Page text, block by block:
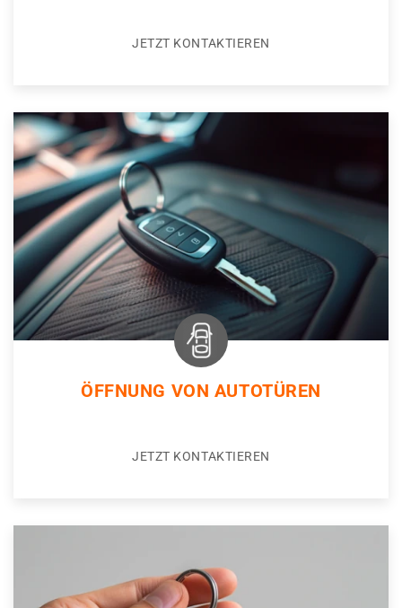
JETZT KONTAKTIEREN
ÖFFNUNG VON AUTOTÜREN
JETZT KONTAKTIEREN